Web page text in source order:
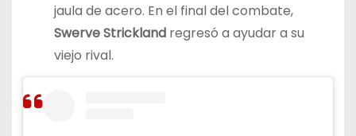
jaula de acero. En el final del combate,
Swerve Stricklandregresó a ayudar a su
viejo rival.